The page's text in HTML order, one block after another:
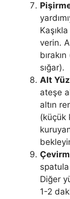
verin.
sığar).
Alt
ateşe
altın
(küçük
Diğer
1-2